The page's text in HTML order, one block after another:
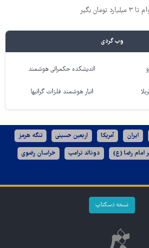
بگیر
وب گردی
اندیشکده حکمرانی هوشمند
انبار هوشمند فلزات گرانبها
ایران آمریکا اربعین حسینی تنگه هرمز
امام رضا (ع) دونالد ترامپ خراسان رضوی
نسخه دسکتاپ